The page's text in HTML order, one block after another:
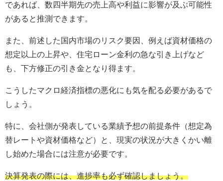
であれば、数四半期先の売上高や利益に影響が及ぶ可能性
があると推測できます。
また、前述した国内市場のリスク要因、例えば資材価格の
想定以上の上昇や、住宅ローン金利の急な引き上げなど
も、下方修正の引き金となり得ます。
こうしたマクロ経済指標の悪化にも気を配る必要があるで
しょう。
特に、会社側が発表している業績予想の前提条件（想定為
替レートや資材価格など）と、現実の状況が大きくかい離
し始めた場合には注意が必要です。
決算発表の際には、進捗率も必ず確認しましょう。